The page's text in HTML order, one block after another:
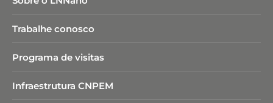
Trabalhe conosco
Programa de visitas
Infraestrutura CNPEM